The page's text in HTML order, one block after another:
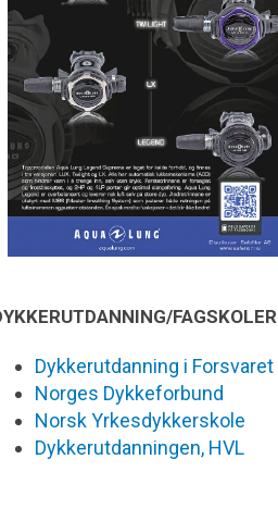
FAGSKOLER
Dykkerutdanning i Forsvaret
Norges Dykkeforbund
Norsk Yrkesdykkerskole
Dykkerutdanningen, HVL